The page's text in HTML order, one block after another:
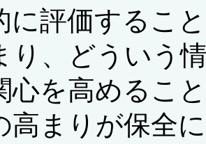
に評価するこ
り、どういう
心を高めるこ
高まりが保全